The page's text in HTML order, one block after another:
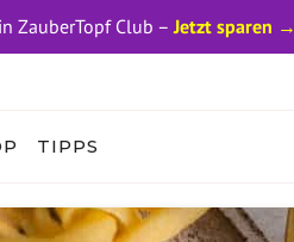
TIPPS
ZauberTopf Club –Jetzt sparen →